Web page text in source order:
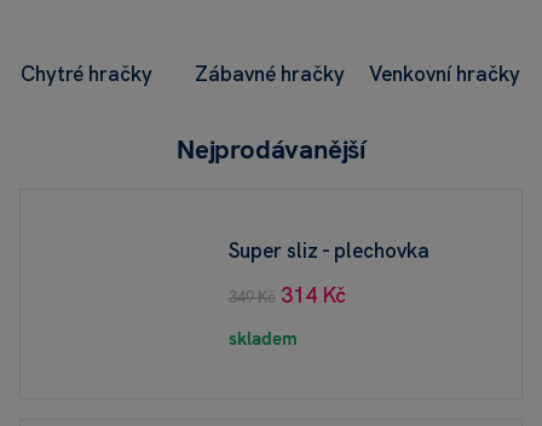
Chytré hračky Zábavné hračky Venkovní hračky
Nejprodávanější
Super sliz - plechovka
skladem
349 Kč 314 Kč